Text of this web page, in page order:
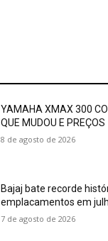
YAMAHA XMAX 300
QUE MUDOU E PREÇOS
8 de agosto de 2026
Bajaj bate recorde
emplacamentos em
7 de agosto de 2026